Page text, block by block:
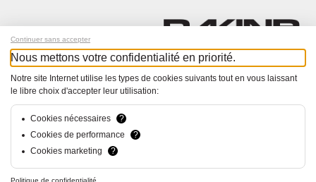
© Bucher+Walt 2011-2026
Tous droits réservés - Informations non contractuelles
hsolutions.ch
Continuer sans accepter
Nous mettons votre confidentialité en priorité.
Notre site Internet utilise les types de cookies suivants tout en vous laissant
le libre choix d'accepter leur utilisation:
Cookies nécessaires
?
Cookies de performance
?
Cookies marketing
?
Politique de confidentialité